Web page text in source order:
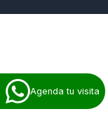
Agenda tu visita